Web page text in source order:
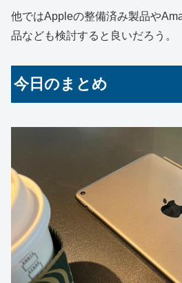
他ではAppleの整備済み製品や
品なども検討すると良いだろう。
今日のまとめ